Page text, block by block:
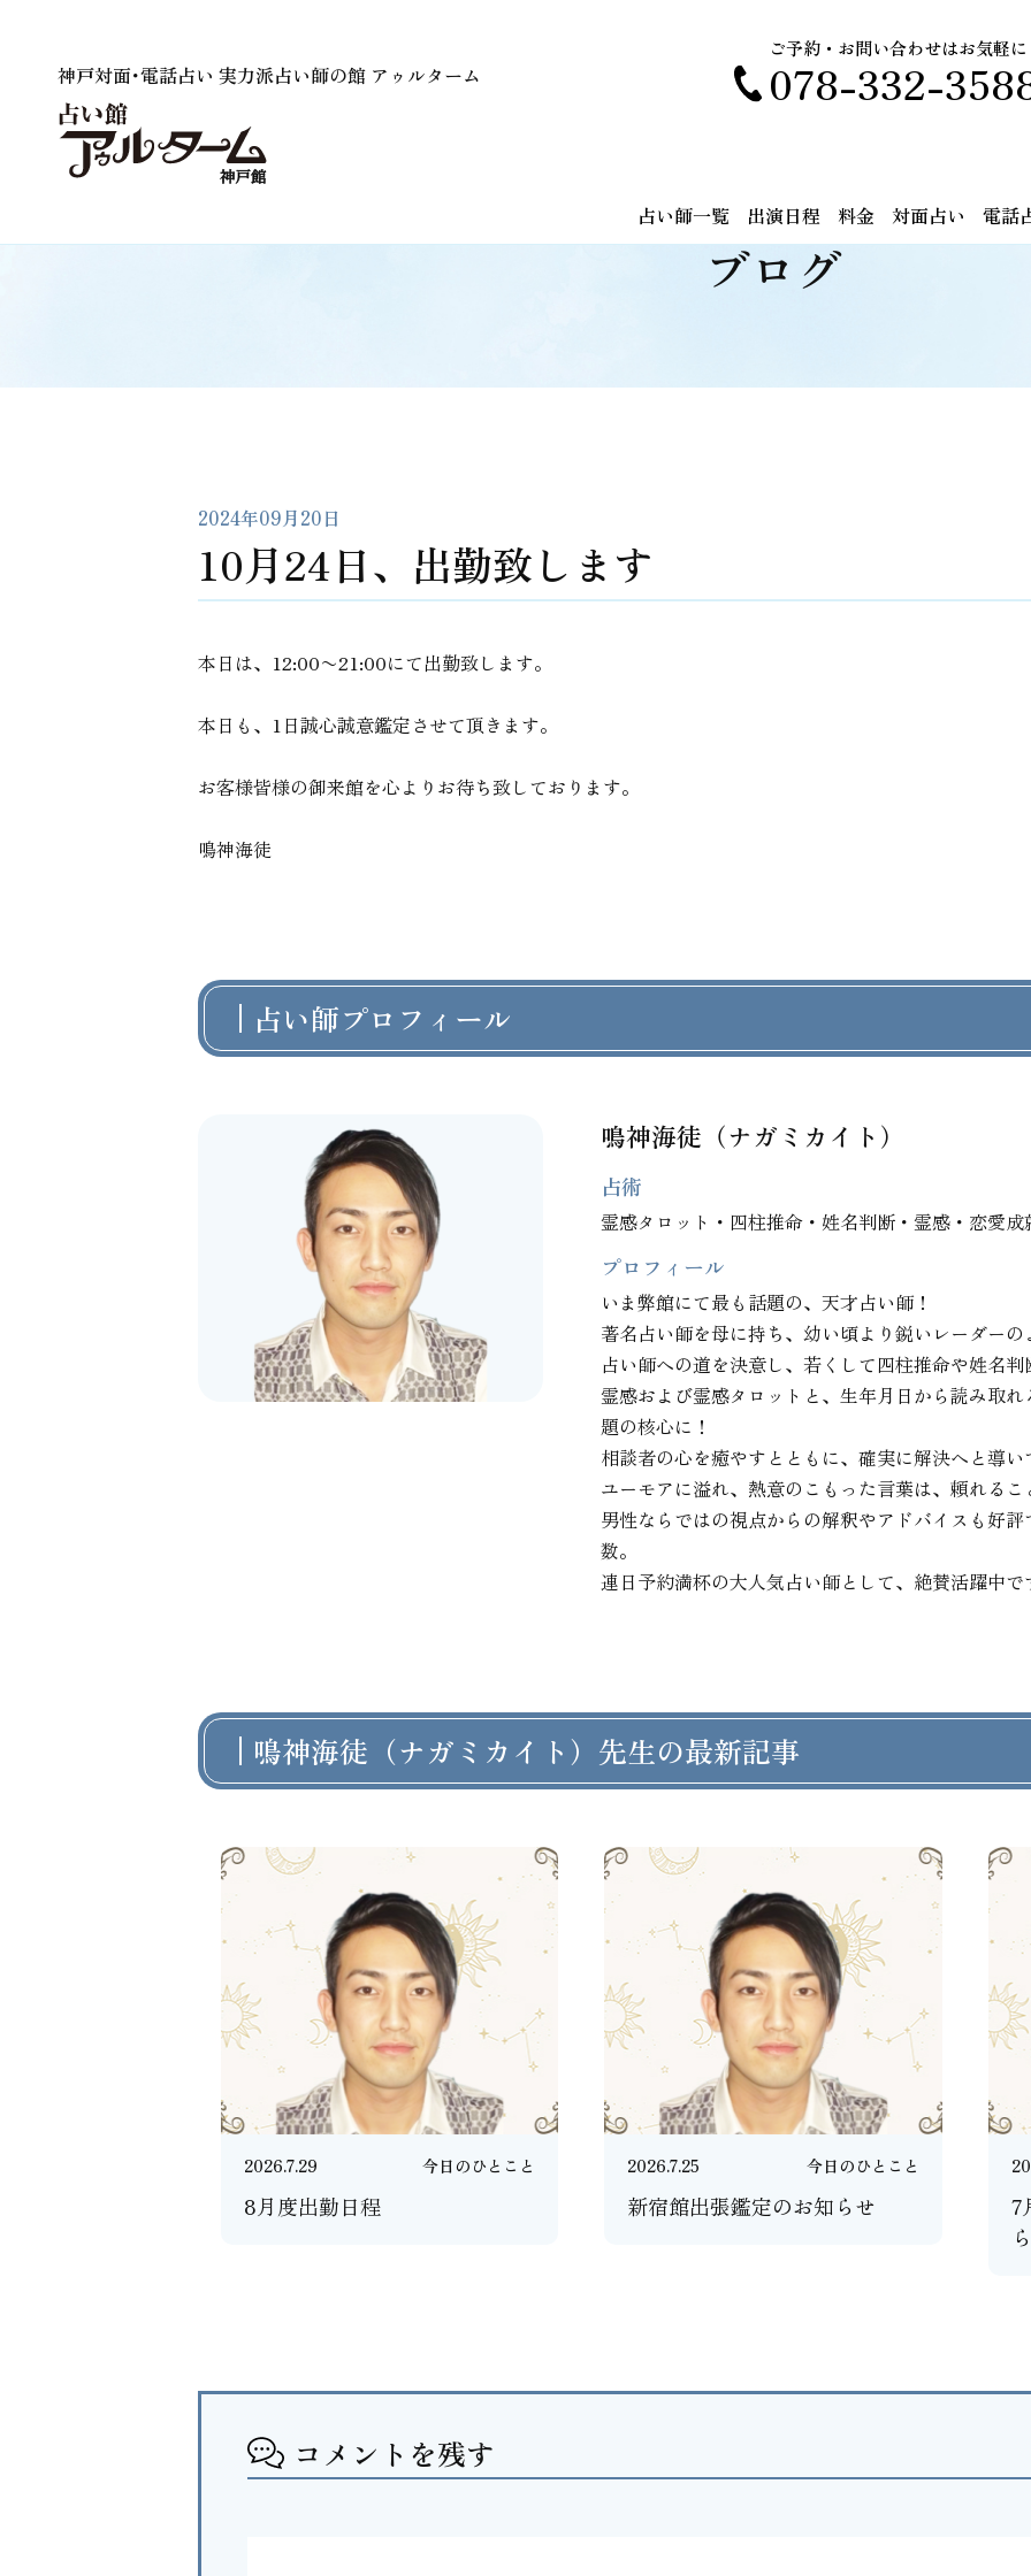
神戸対面･電話占い 実力派占い師の館 アゥルターム
ご予約・お問い合わせはお気軽
078-332-
占い師一覧 出演日程 料金 対面占い 電話
ブログ
2024年09月20日
10月24日、出勤致します
本日は、12:00〜21:00にて出勤致します。
本日も、1日誠心誠意鑑定させて頂きます。
お客様皆様の御来館を心よりお待ち致しております。
鳴神海徒
占い師プロフィール
鳴神海徒（ナガミカイト）
占術
霊感タロット・四柱推命・姓名判断・霊感・恋愛成
プロフィール
いま弊館にて最も話題の、天才占い師！
著名占い師を母に持ち、幼い頃より鋭いレーダー
占い師への道を決意し、若くして四柱推命や姓名
霊感および霊感タロットと、生年月日から読み取
題の核心に！
相談者の心を癒やすとともに、確実に解決へと導
ユーモアに溢れ、熱意のこもった言葉は、頼れる
男性ならではの視点からの解釈やアドバイスも好
数。
連日予約満杯の大人気占い師として、絶賛活躍中で
鳴神海徒（ナガミカイト）先生の最新記事
2026.7.29 今日のひとこと
8月度出勤日程
2026.7.25 今日のひとこと
新宿館出張鑑定のお知らせ
7
コメントを残す